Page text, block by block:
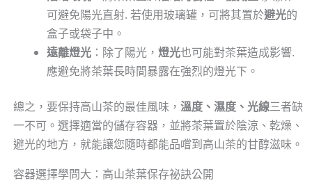
可避免陽光直射. 若使用玻璃罐，可將其置於避光的
盒子或袋子中。
遠離燈光：除了陽光， 燈光也可能對茶葉造成影響.
應避免將茶葉長時間暴露在強烈的燈光下。
總之，要保持高山茶的最佳風味， 溫度、濕度、光線三者缺
一不可。選擇適當的儲存容器，並將茶葉置於陰涼、乾燥、
避光的地方，就能讓您隨時都能品嚐到高山茶的甘醇滋味。
容器選擇學問大：高山茶葉保存祕訣公開